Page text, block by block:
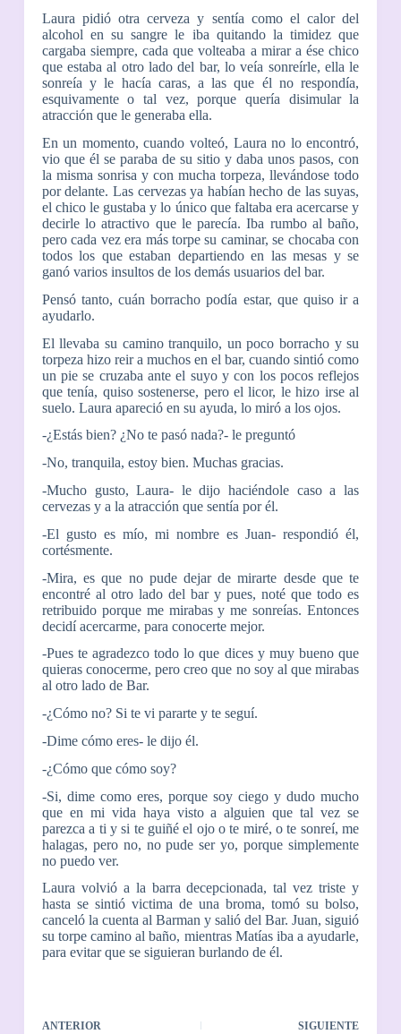
Laura pidió otra cerveza y sentía como el calor del
alcohol en su sangre le iba quitando la timidez que
cargaba siempre, cada que volteaba a mirar a ése chico
que estaba al otro lado del bar, lo veía sonreírle, ella le
sonreía y le hacía caras, a las que él no respondía,
esquivamente o tal vez, porque quería disimular la
atracción que le generaba ella.
En un momento, cuando volteó, Laura no lo encontró,
vio que él se paraba de su sitio y daba unos pasos, con
la misma sonrisa y con mucha torpeza, llevándose todo
por delante. Las cervezas ya habían hecho de las suyas,
el chico le gustaba y lo único que faltaba era acercarse y
decirle lo atractivo que le parecía. Iba rumbo al baño,
pero cada vez era más torpe su caminar, se chocaba con
todos los que estaban departiendo en las mesas y se
ganó varios insultos de los demás usuarios del bar.
Pensó tanto, cuán borracho podía estar, que quiso ir a
ayudarlo.
El llevaba su camino tranquilo, un poco borracho y su
torpeza hizo reir a muchos en el bar, cuando sintió como
un pie se cruzaba ante el suyo y con los pocos reflejos
que tenía, quiso sostenerse, pero el licor, le hizo irse al
suelo. Laura apareció en su ayuda, lo miró a los ojos.
-¿Estás bien? ¿No te pasó nada?- le preguntó
-No, tranquila, estoy bien. Muchas gracias.
-Mucho gusto, Laura- le dijo haciéndole caso a las
cervezas y a la atracción que sentía por él.
-El gusto es mío, mi nombre es Juan- respondió él,
cortésmente.
-Mira, es que no pude dejar de mirarte desde que te
encontré al otro lado del bar y pues, noté que todo es
retribuido porque me mirabas y me sonreías. Entonces
decidí acercarme, para conocerte mejor.
-Pues te agradezco todo lo que dices y muy bueno que
quieras conocerme, pero creo que no soy al que mirabas
al otro lado de Bar.
-¿Cómo no? Si te vi pararte y te seguí.
-Dime cómo eres- le dijo él.
-¿Cómo que cómo soy?
-Si, dime como eres, porque soy ciego y dudo mucho
que en mi vida haya visto a alguien que tal vez se
parezca a ti y si te guiñé el ojo o te miré, o te sonreí, me
halagas, pero no, no pude ser yo, porque simplemente
no puedo ver.
Laura volvió a la barra decepcionada, tal vez triste y
hasta se sintió victima de una broma, tomó su bolso,
canceló la cuenta al Barman y salió del Bar. Juan, siguió
su torpe camino al baño, mientras Matías iba a ayudarle,
para evitar que se siguieran burlando de él.
ANTERIOR SIGUIENTE